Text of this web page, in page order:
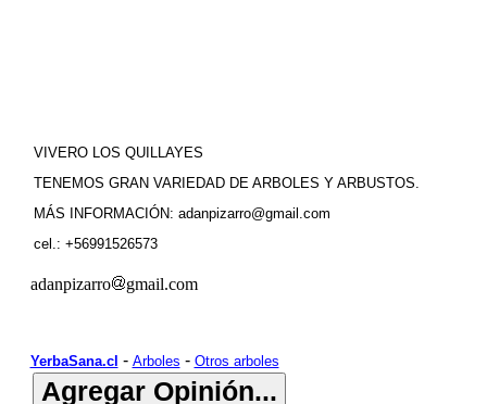
VIVERO LOS QUILLAYES
TENEMOS GRAN VARIEDAD DE ARBOLES Y ARBUSTOS.
MÁS INFORMACIÓN: adanpizarro@gmail.com
cel.: +56991526573
adanpizarro gmail.com
YerbaSana.cl - Arboles - Otros arboles